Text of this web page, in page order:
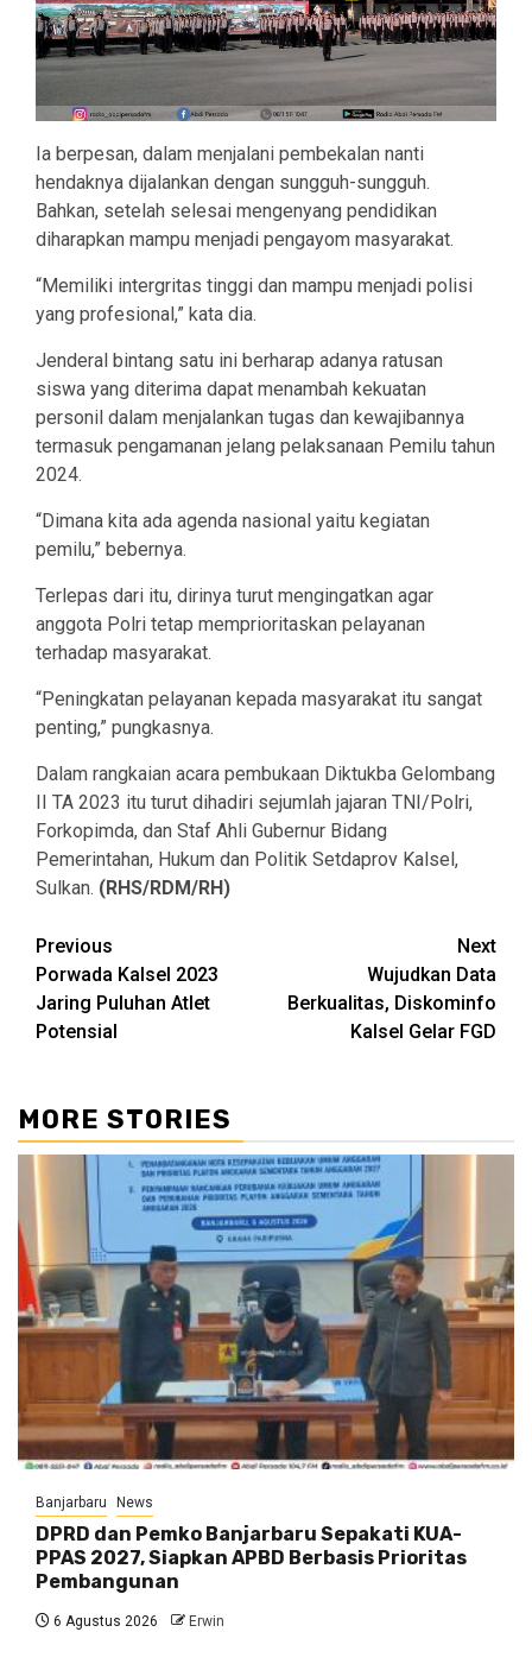
Ia berpesan, dalam menjalani pembekalan nanti
hendaknya dijalankan dengan sungguh-sungguh.
Bahkan, setelah selesai mengenyang pendidikan
diharapkan mampu menjadi pengayom masyarakat.
“Memiliki intergritas tinggi dan mampu menjadi polisi
yang profesional,” kata dia.
Jenderal bintang satu ini berharap adanya ratusan
siswa yang diterima dapat menambah kekuatan
personil dalam menjalankan tugas dan kewajibannya
termasuk pengamanan jelang pelaksanaan Pemilu tahun
2024.
“Dimana kita ada agenda nasional yaitu kegiatan
pemilu,” bebernya.
Terlepas dari itu, dirinya turut mengingatkan agar
anggota Polri tetap memprioritaskan pelayanan
terhadap masyarakat.
“Peningkatan pelayanan kepada masyarakat itu sangat
penting,” pungkasnya.
Dalam rangkaian acara pembukaan Diktukba Gelombang
II TA 2023 itu turut dihadiri sejumlah jajaran TNI/Polri,
Forkopimda, dan Staf Ahli Gubernur Bidang
Pemerintahan, Hukum dan Politik Setdaprov Kalsel,
Sulkan. (RHS/RDM/RH)
Continue
Reading
Previous
Porwada Kalsel 2023
Jaring Puluhan Atlet
Potensial
Next
Wujudkan Data
Berkualitas, Diskominfo
Kalsel Gelar FGD
MORE STORIES
Banjarbaru News
DPRD dan Pemko Banjarbaru Sepakati KUA-
PPAS 2027, Siapkan APBD Berbasis Prioritas
Pembangunan
6 Agustus 2026 Erwin